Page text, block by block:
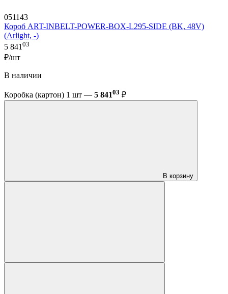
051143
Короб ART-INBELT-POWER-BOX-L295-SIDE (BK, 48V)
(Arlight, -)
5 841 03
₽/шт
В наличии
Коробка (картон) 1 шт — 5 84103 ₽
В корзину